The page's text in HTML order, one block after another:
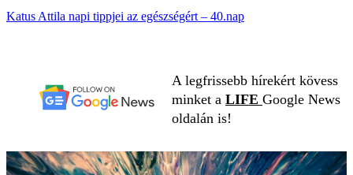
Katus Attila napi tippjei az egészségért – 40.nap
A legfrissebb hírekért kövess
minket a LIFE Google News
oldalán is!